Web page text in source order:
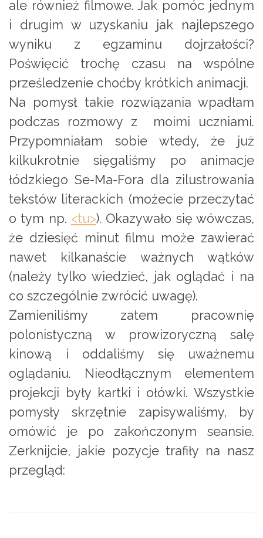
ale również filmowe. Jak pomóc jednym
i drugim w uzyskaniu jak najlepszego
wyniku z egzaminu dojrzałości?
Poświęcić trochę czasu na wspólne
prześledzenie choćby krótkich animacji.
Na pomysł takie rozwiązania wpadłam
podczas rozmowy z moimi uczniami.
Przypomniałam sobie wtedy, że już
kilkukrotnie sięgaliśmy po animacje
łódzkiego Se-Ma-Fora dla zilustrowania
tekstów literackich (możecie przeczytać
o tym np. <tu>). Okazywało się wówczas,
że dziesięć minut filmu może zawierać
nawet kilkanaście ważnych wątków
(należy tylko wiedzieć, jak oglądać i na
co szczególnie zwrócić uwagę).
Zamieniliśmy zatem pracownię
polonistyczną w prowizoryczną salę
kinową i oddaliśmy się uważnemu
oglądaniu. Nieodłącznym elementem
projekcji były kartki i ołówki. Wszystkie
pomysły skrzętnie zapisywaliśmy, by
omówić je po zakończonym seansie.
Zerknijcie, jakie pozycje trafiły na nasz
przegląd: